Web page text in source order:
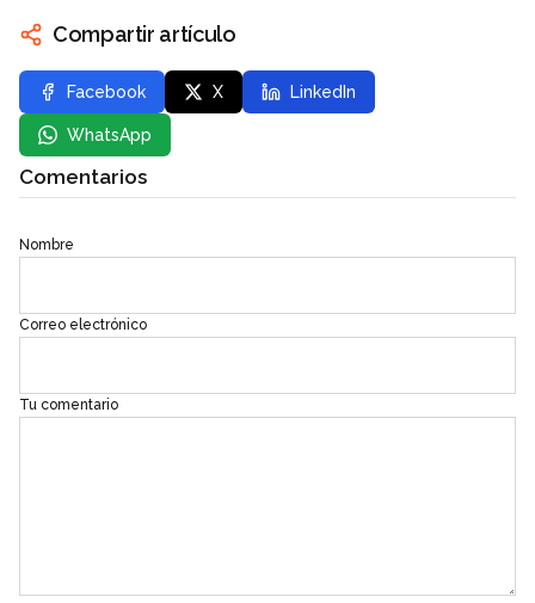
Compartir artículo
Facebook X LinkedIn
WhatsApp
Comentarios
Nombre
Correo electrónico
Tu comentario